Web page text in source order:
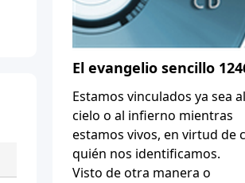
El evangelio sencillo
Estamos vinculados ya sea al
cielo o al infierno mientras
estamos vivos, en virtud de
quién nos identificamos.
Visto de otra manera o